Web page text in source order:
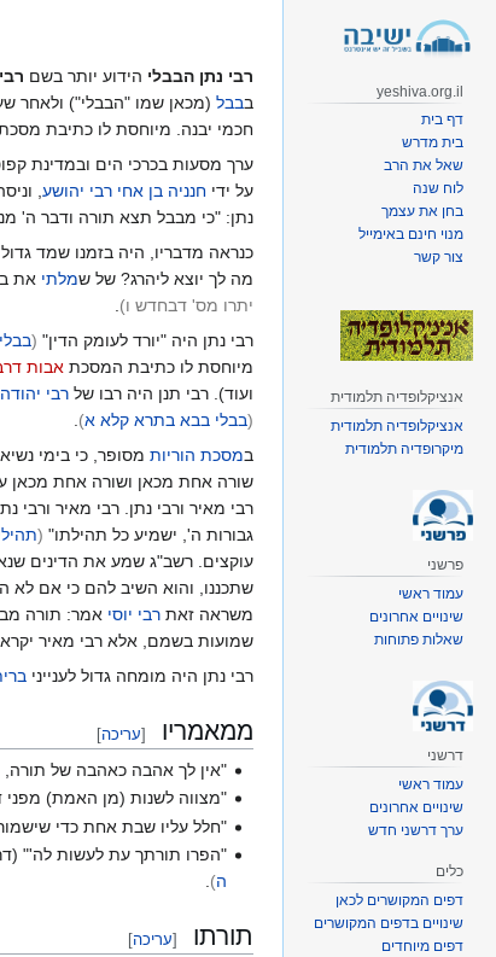
רבי נתן הבבלי הידוע יותר בשם
בבבל (מכאן שמו "הבבלי") ולאחר
חכמי יבנה. מיוחסת לו כתיבת
ערך מסעות בכרכי הים ובמדינת
על ידי חנניה בן אחי רבי יהושע,
נתן: "כי מבבל תצא תורה ודבר ה'
כנראה מדבריו, היה בזמנו שמד
מה לך יוצא ליהרג? של שמלתי את
יתרו מס' דבחדש ו)
.
רבי נתן היה "יורד לעומק הדין" (
מיוחסת לו כתיבת המסכת אבות
ועוד). רבי תנן היה רבו של רבי
(בבלי בבא בתרא קלא א)
.
במסכת הוריות מסופר, כי בימי
שורה אחת מכאן ושורה אחת מכאן
רבי מאיר ורבי נתן. רבי מאיר ורבי
גבורות ה', ישמיע כל תהילתו" (
עוקצים. רשב"ג שמע את הדינים
שתכננו, והוא השיב להם כי אם לא
משראה זאת רבי יוסי אמר: תורה
שמועות בשמם, אלא רבי מאיר יקרא
רבי נתן היה מומחה גדול לענייני
ממאמריו [עריכה]
"אין לך אהבה כאהבה של
"מצווה לשנות (מן האמת) מפני
"חלל עליו שבת אחת כדי
"הפרו תורתך עת לעשות לה'"
ה)
תורתו [עריכה]
yeshiva.org.il
דף בית
בית מדרש
שאל את הרב
לוח שנה
בחן את עצמך
מנוי חינם באימייל
צור קשר
אנציקלופדיה תלמודית
אנציקלופדיה תלמודית
מיקרופדיה תלמודית
פרשני
עמוד ראשי
שינויים אחרונים
שאלות פתוחות
דרשני
עמוד ראשי
שינויים אחרונים
ערך דרשני חדש
כלים
דפים המקושרים לכאן
שינויים בדפים המקושרים
דפים מיוחדים